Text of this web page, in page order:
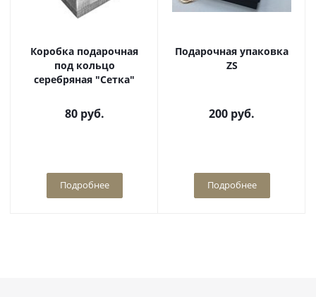
Коробка подарочная
под кольцо
серебряная "Сетка"
80руб.
Подробнее
Подарочная упаковка
ZS
200 руб.
Подробнее